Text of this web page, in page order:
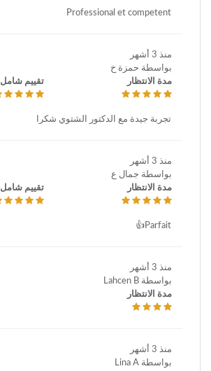
Professional et competent
منذ 3 أشهر
بواسطة حمزة خ
مدة الانتظار
تقييم شامل
تجربة جيدة مع الدكتور الشتوي شكرا
منذ 3 أشهر
بواسطة جمال ع
مدة الانتظار
تقييم شامل
Parfait👍
منذ 3 أشهر
بواسطة Lahcen B
مدة الانتظار
منذ 3 أشهر
بواسطة Lina A